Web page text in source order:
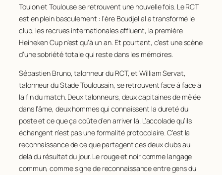
Toulon et Toulouse se retrouvent une nouvelle fois. Le RCT
est en plein basculement : l’ère Boudjellal a transformé le
club, les recrues internationales affluent, la première
Heineken Cup n’est qu’à un an. Et pourtant, c’est une scène
d’une sobriété totale qui reste dans les mémoires.
Sébastien Bruno, talonneur du RCT, et William Servat,
talonneur du Stade Toulousain, se retrouvent face à face à
la fin du match. Deux talonneurs, deux capitaines de mêlée
dans l’âme, deux hommes qui connaissent la dureté du
poste et ce que ça coûte d’en arriver là. L’accolade qu’ils
échangent n’est pas une formalité protocolaire. C’est la
reconnaissance de ce que partagent ces deux clubs au-
delà du résultat du jour. Le rouge et noir comme langage
commun, comme signe de reconnaissance entre gens du